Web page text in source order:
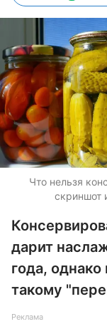
Что нельзя
скриншот
дарит
года,
такому
Реклама